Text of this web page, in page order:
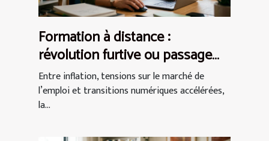
Formation à distance :
révolution furtive ou passage
obligé pour les actifs ?
Entre inflation, tensions sur le marché de
l’emploi et transitions numériques accélérées,
la...